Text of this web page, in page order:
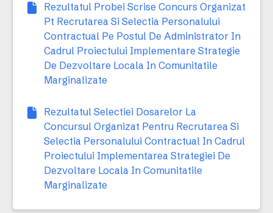
Rezultatul Probei Scrise Concurs Organizat
Pt Recrutarea Si Selectia Personalului
Contractual Pe Postul De Administrator In
Cadrul Proiectului Implementare Strategie
De Dezvoltare Locala In Comunitatile
Marginalizate
Rezultatul Selectiei Dosarelor La
Concursul Organizat Pentru Recrutarea Si
Selectia Personalului Contractual In Cadrul
Proiectului Implementarea Strategiei De
Dezvoltare Locala In Comunitatile
Marginalizate